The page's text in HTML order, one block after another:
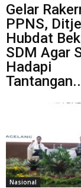
Gelar
PPNS,
Hubdat
SDM Agar
Hadapi
Nasional